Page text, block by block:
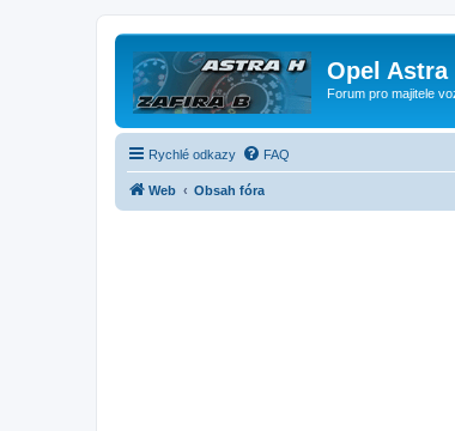
Opel Astra
Forum pro majitele
Rychlé odkazy FAQ
Web Obsah fóra